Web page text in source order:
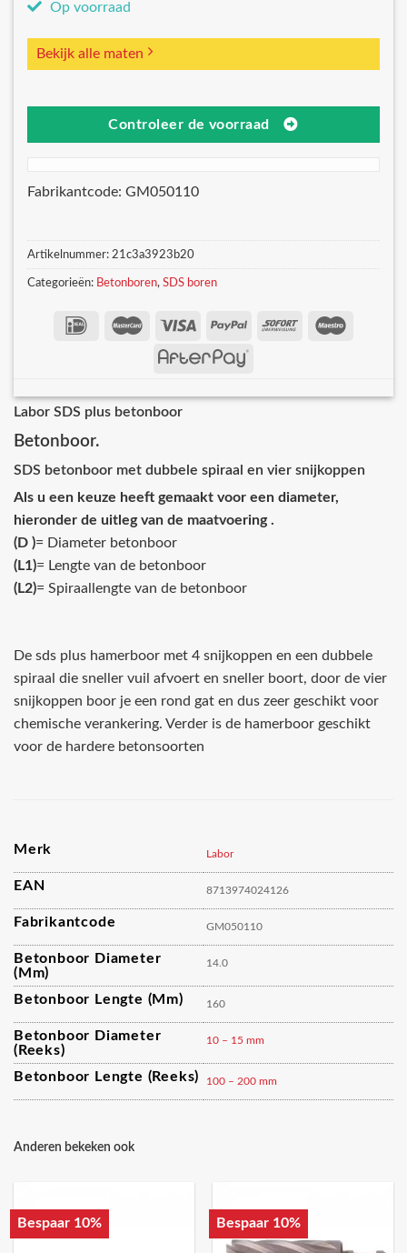
Op voorraad
Bekijk alle maten
Controleer de voorraad
Fabrikantcode: GM050110
Artikelnummer: 21c3a3923b20
Categorieën: Betonboren, SDS boren
Labor SDS plus betonboor
Betonboor.
SDS betonboor met dubbele spiraal en vier snijkoppen
Als u een keuze heeft gemaakt voor een diameter,
hieronder de uitleg van de maatvoering .
(D )= Diameter betonboor
(L1)= Lengte van de betonboor
(L2)= Spiraallengte van de betonboor
De sds plus hamerboor met 4 snijkoppen en een dubbele
spiraal die sneller vuil afvoert en sneller boort, door de vier
snijkoppen boor je een rond gat en dus zeer geschikt voor
chemische verankering. Verder is de hamerboor geschikt
voor de hardere betonsoorten
Merk Labor
EAN 8713974024126
Fabrikantcode GM050110
Betonboor Diameter
(mm)
14.0
Betonboor Lengte (mm) 160
Betonboor Diameter
(reeks)
10 – 15 mm
Betonboor Lengte (reeks) 100 – 200 mm
Anderen bekeken ook
Bespaar 10% Bespaar 10%